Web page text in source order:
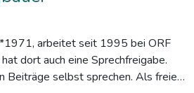
arbeitet seit 1995 bei ORF
dort auch eine Sprechfreigabe.
Beiträge selbst sprechen. Als freier